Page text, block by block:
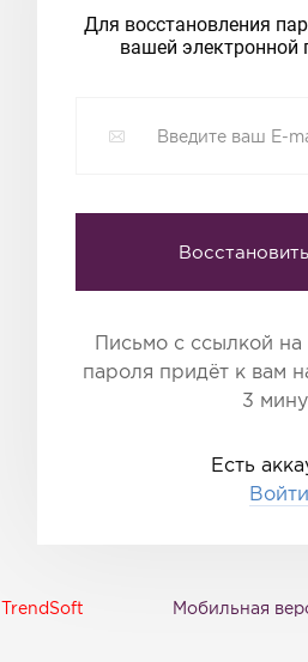
Для восстановления
вашей
Письмо с ссылкой на
пароля придёт к вам
3
Есть
Войти
TrendSoft Мобильная